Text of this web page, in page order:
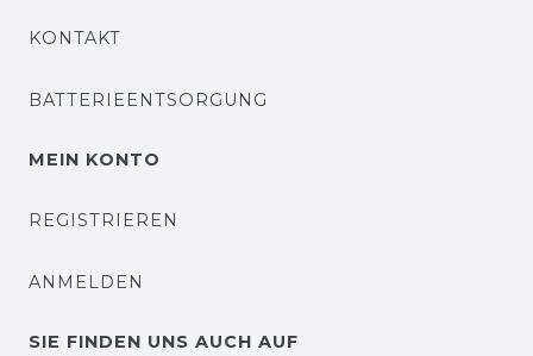
KONTAKT
BATTERIEENTSORGUNG
MEIN KONTO
REGISTRIEREN
ANMELDEN
SIE FINDEN UNS AUCH AUF